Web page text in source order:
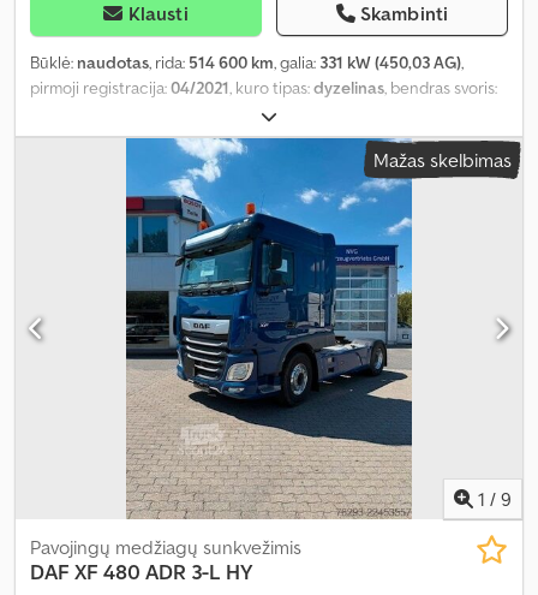
Klausti Skambinti
Būklė: naudotas, rida: 514 600 km, galia: 331 kW (450,03 AG),
pirmoji registracija:04/2021, kuro tipas:dyzelinas, bendras svoris:
315/70 R22,5
ratų bazė:3 600 mm, kita apžiūra (TÜV):04/2027, spalva:balta,
kitas, pavaros tipas: automatinis, emisijos klasė:
plienas-oras , sėdimų vietų skaičius:2, Įranga:
autonominis šildytuvas, diferencialo užraktas, kruizo kontrolė,
oro kondicionavimas,
Mažas skelbimas
1 / 9
Pavojingų medžiagų sunkvežimis
DAF XF 480 ADR 3-L HY